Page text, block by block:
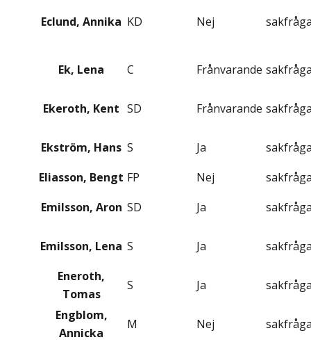
Eclund, Annika KD Nej
Ek, Lena C Frånvarande
Ekeroth, Kent SD Frånvarande
Ekström, Hans S Ja
Eliasson, Bengt FP Nej
Emilsson, Aron SD Ja
Emilsson, Lena S Ja
Eneroth,
Tomas
S Ja
Engblom,
Annicka
M Nej